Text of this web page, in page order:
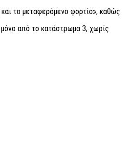
το μεταφερόμενο φορτίο», καθώς:
από το κατάστρωμα 3, χωρίς